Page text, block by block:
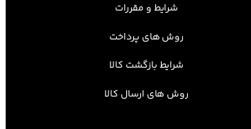
شرایط و مقررات
روش های پرداخت
شرایط بازگشت کالا
روش های ارسال کالا